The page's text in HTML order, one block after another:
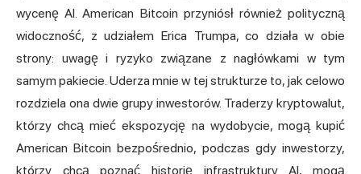
wycenę AI. American Bitcoin przyniósł również polityczną
widoczność, z udziałem Erica Trumpa, co działa w obie
strony: uwagę i ryzyko związane z nagłówkami w tym
samym pakiecie. Uderza mnie w tej strukturze to, jak celowo
rozdziela ona dwie grupy inwestorów. Traderzy kryptowalut,
którzy chcą mieć ekspozycję na wydobycie, mogą kupić
American Bitcoin bezpośrednio, podczas gdy inwestorzy,
którzy chcą poznać historię infrastruktury AI, mogą